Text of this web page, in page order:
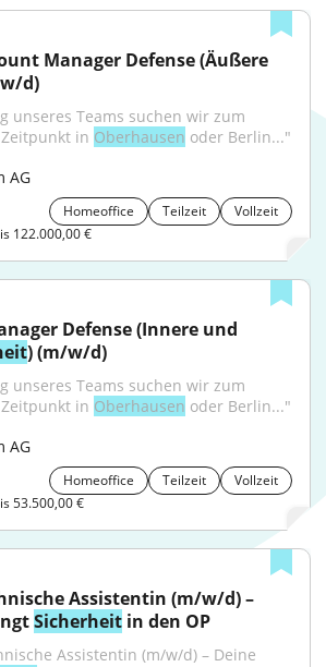
d)
unseres Teams suchen wir zum
in Oberhausen oder Berlin..."
AG
Homeoffice Teilzeit
Vollzeit
122.000,00 €
Defense (Innere und
) (m/w/d)
unseres Teams suchen wir zum
in Oberhausen oder Berlin..."
AG
Homeoffice Teilzeit
Vollzeit
53.500,00 €
Assistentin (m/w/d) –
Sicherheit in den OP
Assistentin (m/w/d) – Deine